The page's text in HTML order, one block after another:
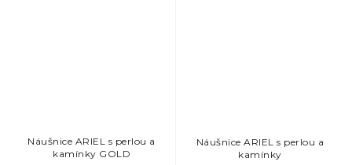
Náušnice ARIEL s perlou a
kamínky GOLD
Náušnice ARIEL s perlou a
kamínky